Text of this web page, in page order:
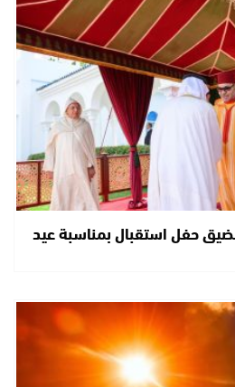
حفل استقبال بمناسبة عيد